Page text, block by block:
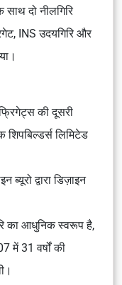
साथ दो नीलगिरि
INS उदयगिरि और
की दूसरी
लिमिटेड
ब्यूरो द्वारा डिज़ाइन
का आधुनिक स्वरूप है,
में 31 वर्षों की